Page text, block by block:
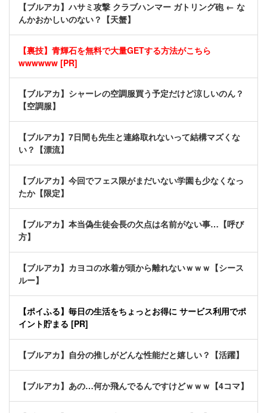
【ブルアカ】ハサミ攻撃 クラブハンマー ガトリング砲 ← な
んかおかしいのない？【天蟹】
【裏技】青輝石を無料で大量GETする方法がこちら
wwwwww [PR]
【ブルアカ】シャーレの空調服買う予定だけど涼しいのん？
【空調服】
【ブルアカ】7日間も先生と連絡取れないって結構マズくな
い？【漂流】
【ブルアカ】今回でフェス限がまだいない学園も少なくなっ
たか【限定】
【ブルアカ】本当偽生徒会長の欠点は名前がない事…【呼び
方】
【ブルアカ】カヨコの水着が頭から離れないｗｗｗ【シース
ルー】
【ポイふる】毎日の生活をちょっとお得に サービス利用でポ
イント貯まる [PR]
【ブルアカ】自分の推しがどんな性能だと嬉しい？【活躍】
【ブルアカ】あの…何か飛んでるんですけどｗｗｗ【4コマ】